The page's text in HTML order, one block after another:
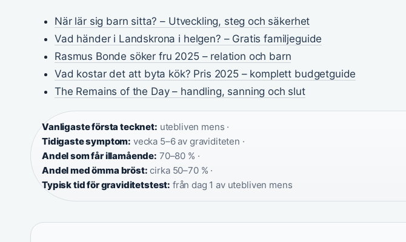
När lär sig barn sitta? – Utveckling, steg och säkerhet
Vad händer i Landskrona i helgen? – Gratis familjeguide
Rasmus Bonde söker fru 2025 – relation och barn
Vad kostar det att byta kök? Pris 2025 – komplett budgetguide
The Remains of the Day – handling, sanning och slut
Vanligaste första tecknet: utebliven mens ·
Tidigaste symptom: vecka 5–6 av graviditeten ·
Andel som får illamående: 70–80 % ·
Andel med ömma bröst: cirka 50–70 % ·
Typisk tid för graviditetstest: från dag 1 av utebliven mens